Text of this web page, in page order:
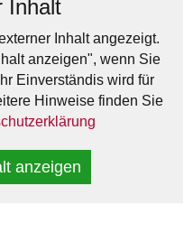
Inhalt
Inhalt angezeigt.
anzeigen", wenn Sie
Einverständis wird für
Hinweise finden Sie
anzeigen